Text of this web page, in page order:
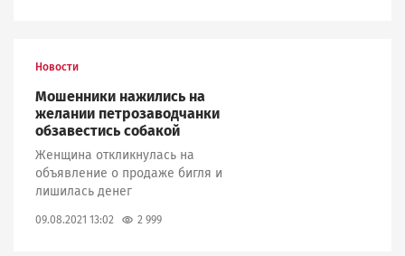
Новости
Мошенники нажились на
желании петрозаводчанки
обзавестись собакой
Женщина откликнулась на
объявление о продаже бигля и
лишилась денег
09.08.2021 13:02 2 999